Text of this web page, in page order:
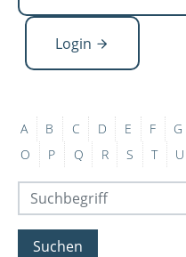
Login
A B C D E F G
O
P Q R S T U
Suchen